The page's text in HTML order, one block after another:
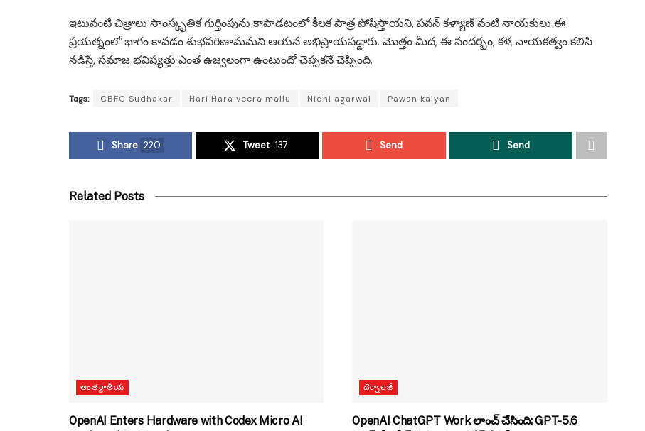
ఇటువంటి చిత్రాలు సాంస్కృతిక గుర్తింపును కాపాడటంలో కీలక పాత్ర పోషిస్తాయని, పవన్ కళ్యాణ్ వంటి నాయకులు ఈ
ప్రయత్నంలో భాగం కావడం శుభపరిణామమని ఆయన అభిప్రాయపడ్డారు. మొత్తం మీద, ఈ సందర్భం, కళ, నాయకత్వం కలిసి
నడిస్తే, సమాజ భవిష్యత్తు ఎంత ఉజ్వలంగా ఉంటుందో చెప్పకనే చెప్పింది.
Tags: CBFC Sudhakar Hari Hara veera mallu Nidhi agarwal Pawan kalyan
Share 220 Tweet 137 Send Send
Related Posts
అంతర్జాతీయ
OpenAI Enters Hardware with Codex Micro AI
టెక్నాలజీ
OpenAI ChatGPT Work లాంచ్ చేసింది: GPT-5.6